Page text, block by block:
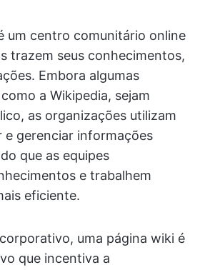
um centro comunitário online
trazem seus conhecimentos,
Embora algumas
a Wikipedia, sejam
as organizações utilizam
e gerenciar informações
que as equipes
e trabalhem
eficiente.
uma página wiki é
que incentiva a